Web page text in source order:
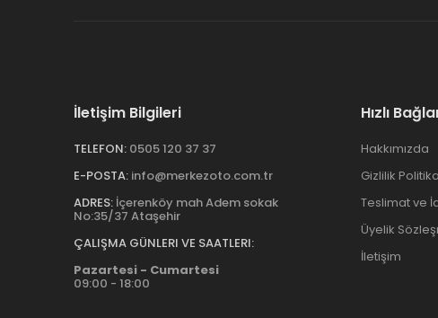
İletişim Bilgileri
TELEFON: 0505 120 37 37
E-POSTA: info@merkezoto.com.tr
ADRES: İçerenköy mah Adem sokak
No:35/37 Ataşehir
ÇALIŞMA GÜNLERI VE SAATLERI:
Pazartesi - Cumartesi
09:00 - 18:00
Hızlı
Hakkımızda
Gizlilik
Teslimat ve
Üyelik
İletişim